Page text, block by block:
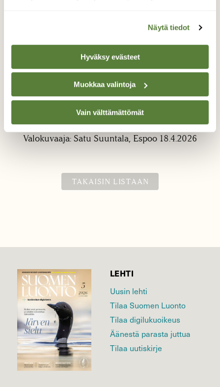
Näytä tiedot
Hyväksy evästeet
Muokkaa valintoja
Vain välttämättömät
Loistava suojaväri
Hienosti sulautuu ympäristöönsä tämä
perhonen.
Valokuvaaja: Satu Suuntala, Espoo 18.4.2026
TAKAISIN LISTAAN
LEHTI
Uusin lehti
Tilaa Suomen Luonto
Tilaa digilukuoikeus
Äänestä parasta juttua
Tilaa uutiskirje